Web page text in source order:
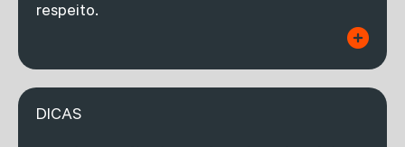
respeito.
DICAS